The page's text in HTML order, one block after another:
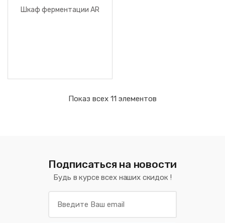
Шкаф ферментации AR
Показ всех 11 элементов
Подписаться на новости
Будь в курсе всех наших скидок !